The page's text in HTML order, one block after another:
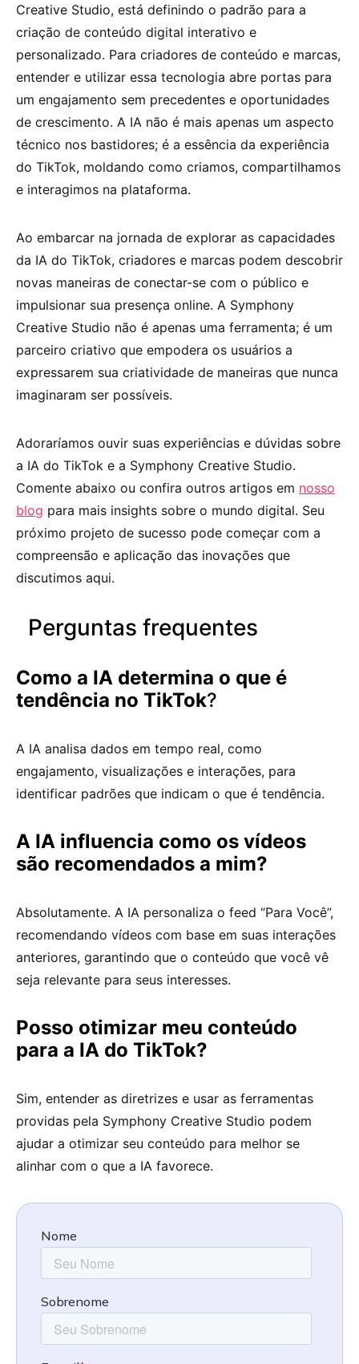
Creative Studio, está definindo o padrão para a
criação de conteúdo digital interativo e
personalizado. Para criadores de conteúdo e marcas,
entender e utilizar essa tecnologia abre portas para
um engajamento sem precedentes e oportunidades
de crescimento. A IA não é mais apenas um aspecto
técnico nos bastidores; é a essência da experiência
do TikTok, moldando como criamos, compartilhamos
e interagimos na plataforma.
Ao embarcar na jornada de explorar as capacidades
da IA do TikTok, criadores e marcas podem descobrir
novas maneiras de conectar-se com o público e
impulsionar sua presença online. A Symphony
Creative Studio não é apenas uma ferramenta; é um
parceiro criativo que empodera os usuários a
expressarem sua criatividade de maneiras que nunca
imaginaram ser possíveis.
Adoraríamos ouvir suas experiências e dúvidas sobre
a IA do TikTok e a Symphony Creative Studio.
Comente abaixo ou confira outros artigos em nosso
blog para mais insights sobre o mundo digital. Seu
próximo projeto de sucesso pode começar com a
compreensão e aplicação das inovações que
discutimos aqui.
Perguntas frequentes
Como a IA determina o que é
tendência no TikTok?
A IA analisa dados em tempo real, como
engajamento, visualizações e interações, para
identificar padrões que indicam o que é tendência.
A IA influencia como os vídeos
são recomendados a mim?
Absolutamente. A IA personaliza o feed “Para Você”,
recomendando vídeos com base em suas interações
anteriores, garantindo que o conteúdo que você vê
seja relevante para seus interesses.
Posso otimizar meu conteúdo
para a IA do TikTok?
Sim, entender as diretrizes e usar as ferramentas
providas pela Symphony Creative Studio podem
ajudar a otimizar seu conteúdo para melhor se
alinhar com o que a IA favorece.